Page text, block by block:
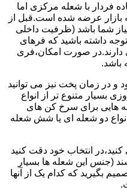
فردار با شعله مرکزی اما
بازار عرضه شده است.قبل از
شما باشد (ظرفیت داخلی
توجه داشته باشید که فرهای
صورت امکان،فری
باشد.
در زمان پخت نیز می توانید
بسیار متنوع تر از انواع
هایی برای سرخ کن های
دو شعله ای یا شش شعله
انتخاب خود دقت کنید
(جنس این شعله ها بسیار
بگیرید که کدام یک از آنها